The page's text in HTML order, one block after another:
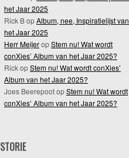
het Jaar 2025
Rick BopAlbum, nee, Inspiratielijst van
het Jaar 2025
Herr MeijeropStem nu! Wat wordt
conXies’ Album van het Jaar 2025?
RickopStem nu! Wat wordt conXies’
Album van het Jaar 2025?
Joes BeerepootopStem nu! Wat wordt
conXies’ Album van het Jaar 2025?